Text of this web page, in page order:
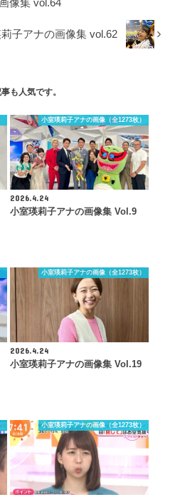
像集 vol.64
子アナの画像集 vol.62
も人気です。
小室瑛莉子アナの画像（全1273枚）
2026.4.24
小室瑛莉子アナの画像集 Vol.9
小室瑛莉子アナの画像（全1273枚）
2026.4.24
小室瑛莉子アナの画像集 Vol.19
小室瑛莉子アナの画像（全1273枚）